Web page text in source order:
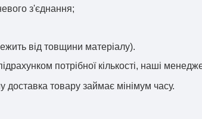
з'єднання;
від товщини матеріалу).
потрібної кількості, наші
товару займає мінімум часу.